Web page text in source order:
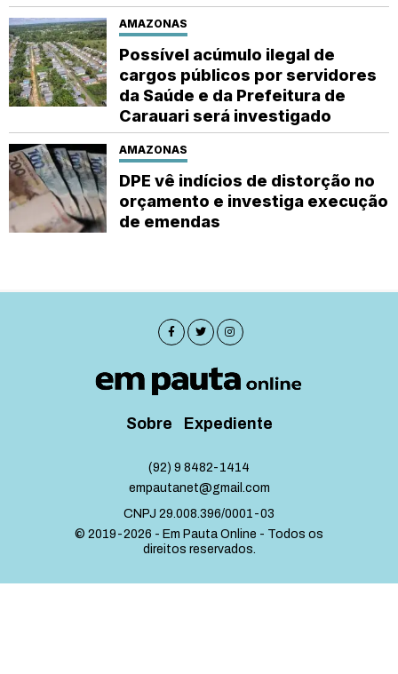
AMAZONAS
Possível acúmulo ilegal de
cargos públicos por servidores
da Saúde e da Prefeitura de
Carauari será investigado
AMAZONAS
DPE vê indícios de distorção no
orçamento e investiga execução
de emendas
Sobre Expediente
(92) 9 8482-1414
empautanet@gmail.com
CNPJ 29.008.396/0001-03
© 2019-2026 - Em Pauta Online - Todos os
direitos reservados.